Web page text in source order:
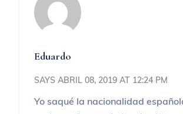
Eduardo
SAYS ABRIL 08, 2019 AT 12:24 PM
Yo saqué la nacionalidad